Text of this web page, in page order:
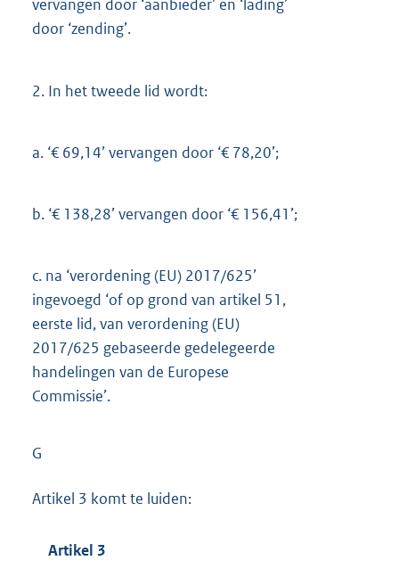
vervangen door ‘aanbieder’ en ‘lading’
door ‘zending’.
2. In het tweede lid wordt:
a. ‘€ 69,14’ vervangen door ‘€ 78,20’;
b. ‘€ 138,28’ vervangen door ‘€ 156,41’;
c. na ‘verordening (EU) 2017/625’
ingevoegd ‘of op grond van artikel 51,
eerste lid, van verordening (EU)
2017/625 gebaseerde gedelegeerde
handelingen van de Europese
Commissie’.
G
Artikel 3 komt te luiden:
Artikel 3